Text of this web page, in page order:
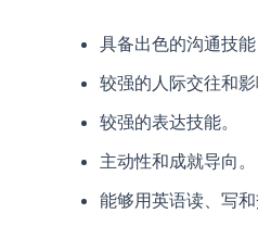
具备出色的沟通技
较强的人际交往和影
较强的表达技能。
主动性和成就导向。
能够用英语读、写和